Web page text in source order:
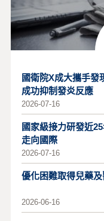
國衛院X成大攜手發
成功抑制發炎反應
2026-07-16
國家級接力研發近
走向國際
2026-07-16
優化困難取得兒藥
2026-06-16